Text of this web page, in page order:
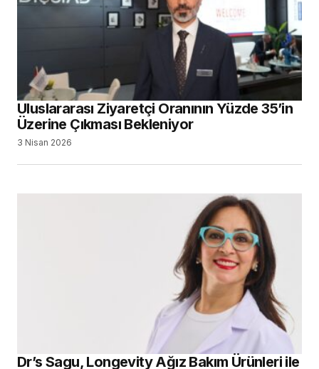
Uluslararası Ziyaretçi Oranının Yüzde 35’in
Üzerine Çıkması Bekleniyor
3 Nisan 2026
Dr’s Sagu, Longevity Ağız Bakım Ürünleri ile